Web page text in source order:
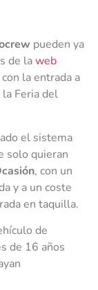
pueden ya
de laweb
la entrada a
Feria del
el sistema
solo quieran
, con un
y a un coste
en taquilla.
de
de 16 años